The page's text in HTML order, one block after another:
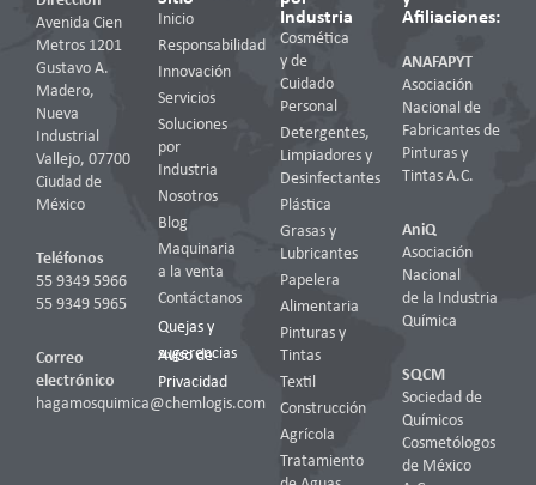
Avenida Cien
Metros 1201
Gustavo A.
Madero,
Nueva
Industrial
Vallejo, 07700
Ciudad de
México
Teléfonos
55 9349 5966
55 9349 5965
Correo
electrónico
hagamosquimica@chemlogis.com
Inicio
Responsabilidad
Innovación
Servicios
Soluciones
por
Industria
Nosotros
Blog
Maquinaria
a la venta
Contáctanos
Quejas y
sugerencias
Aviso de
Privacidad
Industria
Cosmética
y de
Cuidado
Personal
Detergentes,
Limpiadores y
Desinfectantes
Plástica
Grasas y
Lubricantes
Papelera
Alimentaria
Pinturas y
Tintas
Textil
Construcción
Agrícola
Tratamiento
Afiliaciones:
ANAFAPYT
Asociación
Nacional de
Fabricantes de
Pinturas y
Tintas A.C.
AniQ
Asociación
Nacional
de la Industria
Química
SQCM
Sociedad de
Químicos
Cosmetólogos
de México